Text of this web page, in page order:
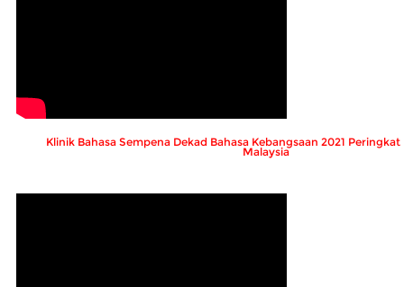
Klinik Bahasa Sempena Dekad Bahasa Kebangsaan 2021
Malaysia